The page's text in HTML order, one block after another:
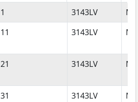
Huisnummer Postcode
1 3143LV
11 3143LV
21 3143LV
31 3143LV